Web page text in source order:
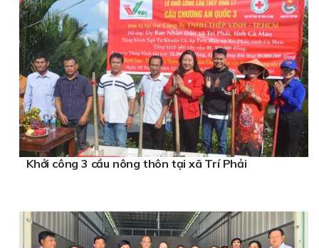
Khởi công 3 cầu nông thôn tại xã Trí Phải